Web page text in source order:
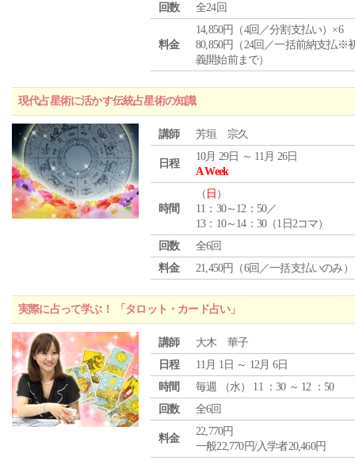
回数
全24回
料金
14,850円（4回／分割支払い）×6
80,850円（24回／一括前納支払※
義開始前まで）
現代占星術に活かす伝統占星術の知識
講師 芳垣 宗久
日程
10月 29日 ～ 11月 26日
A Week
時間
（ 日 ）
11：30～12：50／
13：10～14：30（1日2コマ）
回数
全6回
料金
21,450円（6回／一括支払いのみ）
実際に占って学ぶ！ 「タロット・カード占い」
講師
大木 華子
日程
11月 1日 ～ 12月 6日
時間
毎週 （水） 11 ：30 ～ 12 ：50
回数
全6回
料金
22,770円
一般22,770円/入学者20,460円